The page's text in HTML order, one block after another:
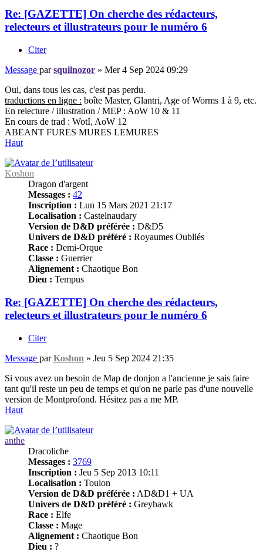
Re: [GAZETTE] On cherche des rédacteurs,
relecteurs et illustrateurs pour le numéro 6
Citer
Message parsquilnozor » Mer 4 Sep 2024 09:29
Oui, dans tous les cas, c'est pas perdu.
traductions en ligne : boîte Master, Glantri, Age of Worms 1 à 9, etc.
En relecture / illustration / MEP : AoW 10 & 11
En cours de trad : WotI, AoW 12
ABEANT FURES MURES LEMURES
Haut
Koshon
Dragon d'argent
Messages : 42
Inscription : Lun 15 Mars 2021 21:17
Localisation : Castelnaudary
Version de D&D préférée : D&D5
Univers de D&D préféré : Royaumes Oubliés
Race : Demi-Orque
Classe : Guerrier
Alignement : Chaotique Bon
Dieu : Tempus
Re: [GAZETTE] On cherche des rédacteurs,
relecteurs et illustrateurs pour le numéro 6
Citer
Message parKoshon » Jeu 5 Sep 2024 21:35
Si vous avez un besoin de Map de donjon a l'ancienne je sais faire
tant qu'il reste un peu de temps et qu'on ne parle pas d'une nouvelle
version de Montprofond. Hésitez pas a me MP.
Haut
anthe
Dracoliche
Messages : 3769
Inscription : Jeu 5 Sep 2013 10:11
Localisation : Toulon
Version de D&D préférée : AD&D1 + UA
Univers de D&D préféré : Greyhawk
Race : Elfe
Classe : Mage
Alignement : Chaotique Bon
Dieu : ?